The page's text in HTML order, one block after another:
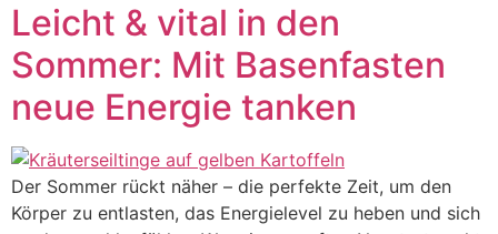
Leicht & vital in den
Sommer: Mit Basenfasten
neue Energie tanken
Der Sommer rückt näher – die perfekte Zeit, um den
Körper zu entlasten, das Energielevel zu heben und sich